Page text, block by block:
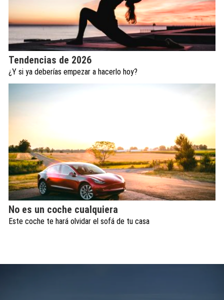
Tendencias de 2026
¿Y si ya deberías empezar a hacerlo hoy?
No es un coche cualquiera
Este coche te hará olvidar el sofá de tu casa